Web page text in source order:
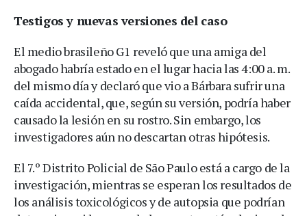
Testigos y nuevas versiones del caso
El medio brasileño G1 reveló que una amiga del
abogado habría estado en el lugar hacia las 4:00 a. m.
del mismo día y declaró que vio a Bárbara sufrir una
caída accidental, que, según su versión, podría haber
causado la lesión en su rostro. Sin embargo, los
investigadores aún no descartan otras hipótesis.
El 7.º Distrito Policial de São Paulo está a cargo de la
investigación, mientras se esperan los resultados de
los análisis toxicológicos y de autopsia que podrían